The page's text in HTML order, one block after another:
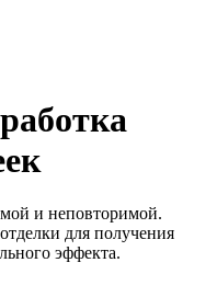
и неповторимой.
для получения
эффекта.